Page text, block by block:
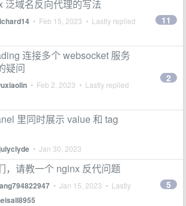
泛域名反向代理的写法
• Feb 15, 2023 • Lastly replied
11
连接多个 websocket 服务
疑问
• Feb 2, 2023 • Lastly replied
2
里同时展示 value 和 tag
julyclyde • Jan 30, 2023
，请教一个 nginx 反代问题
• Jan 15, 2023 • Lastly
5